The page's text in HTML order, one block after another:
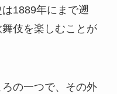
1889年にまで遡
伎を楽しむことが
の一つで、その外